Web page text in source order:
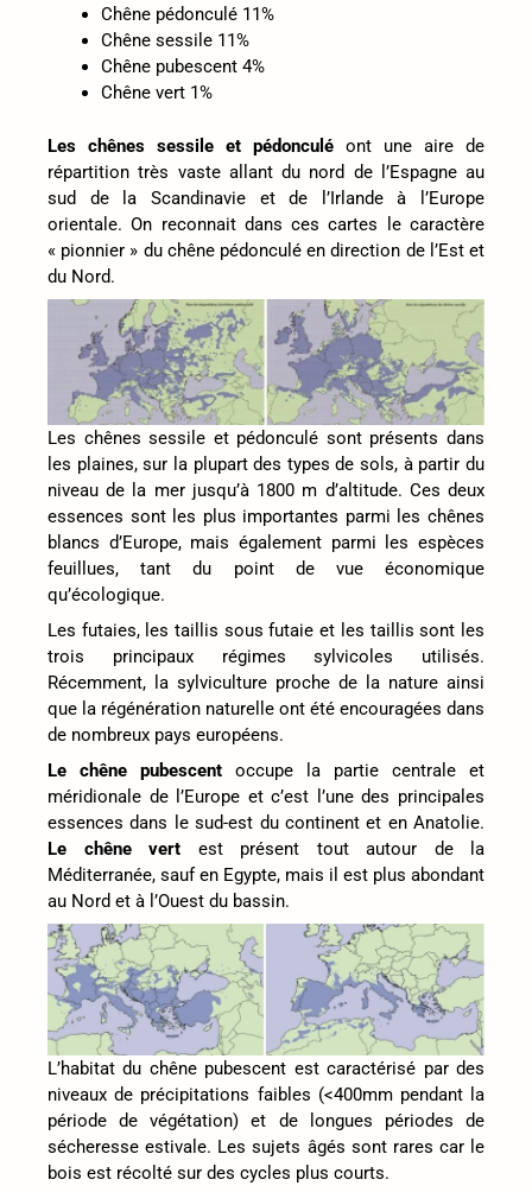
Chêne pédonculé 11%
Chêne sessile 11%
Chêne pubescent 4%
Chêne vert 1%
Les chênes sessile et pédonculé ont une aire de
répartition très vaste allant du nord de l’Espagne au
sud de la Scandinavie et de l’Irlande à l’Europe
orientale. On reconnait dans ces cartes le caractère
« pionnier » du chêne pédonculé en direction de l’Est et
du Nord.
Les chênes sessile et pédonculé sont présents dans
les plaines, sur la plupart des types de sols, à partir du
niveau de la mer jusqu’à 1800 m d’altitude. Ces deux
essences sont les plus importantes parmi les chênes
blancs d’Europe, mais également parmi les espèces
feuillues, tant du point de vue économique
qu’écologique.
Les futaies, les taillis sous futaie et les taillis sont les
trois principaux régimes sylvicoles utilisés.
Récemment, la sylviculture proche de la nature ainsi
que la régénération naturelle ont été encouragées dans
de nombreux pays européens.
Le chêne pubescent occupe la partie centrale et
méridionale de l’Europe et c’est l’une des principales
essences dans le sud-est du continent et en Anatolie.
Le chêne vert est présent tout autour de la
Méditerranée, sauf en Egypte, mais il est plus abondant
au Nord et à l’Ouest du bassin.
L’habitat du chêne pubescent est caractérisé par des
niveaux de précipitations faibles (<400mm pendant la
période de végétation) et de longues périodes de
sécheresse estivale. Les sujets âgés sont rares car le
bois est récolté sur des cycles plus courts.